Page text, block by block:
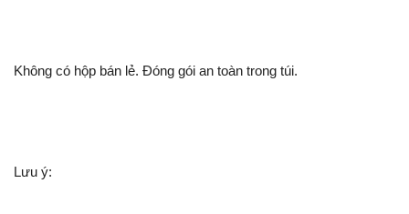
Không có hộp bán lẻ. Đóng gói an toàn trong túi.
Lưu ý: